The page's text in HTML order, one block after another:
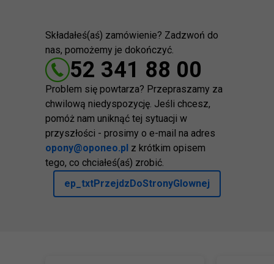
Składałeś(aś) zamówienie? Zadzwoń do
nas, pomożemy je dokończyć.
52 341 88 00
Problem się powtarza? Przepraszamy za
chwilową niedyspozycję. Jeśli chcesz,
pomóż nam uniknąć tej sytuacji w
przyszłości - prosimy o e-mail na adres
opony@oponeo.pl z krótkim opisem
tego, co chciałeś(aś) zrobić.
ep_txtPrzejdzDoStronyGlownej